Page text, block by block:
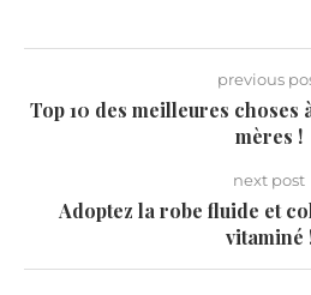
previous
Top 10 des meilleures choses
mères !
next post
Adoptez la robe fluide et
vitaminé